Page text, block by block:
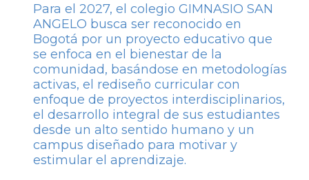
Para el 2027, el colegio GIMNASIO SAN
ANGELO busca ser reconocido en
Bogotá por un proyecto educativo que
se enfoca en el bienestar de la
comunidad, basándose en metodologías
activas, el rediseño curricular con
enfoque de proyectos interdisciplinarios,
el desarrollo integral de sus estudiantes
desde un alto sentido humano y un
campus diseñado para motivar y
estimular el aprendizaje.